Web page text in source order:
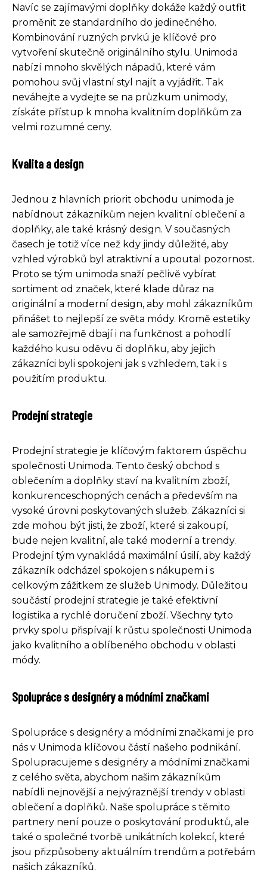
Navíc se zajímavými doplňky dokáže každý outfit
proměnit ze standardního do jedinečného.
Kombinování ruzných prvkú je klíčové pro
vytvoření skutečně originálního stylu. Unimoda
nabízí mnoho skvělých nápadů, které vám
pomohou svůj vlastní styl najít a vyjádřit. Tak
neváhejte a vydejte se na průzkum unimody,
získáte přístup k mnoha kvalitním doplňkům za
velmi rozumné ceny.
Kvalita a design
Jednou z hlavních priorit obchodu unimoda je
nabídnout zákazníkům nejen kvalitní oblečení a
doplňky, ale také krásný design. V současných
časech je totiž více než kdy jindy důležité, aby
vzhled výrobků byl atraktivní a upoutal pozornost.
Proto se tým unimoda snaží pečlivě vybírat
sortiment od značek, které klade důraz na
originální a moderní design, aby mohl zákazníkům
přinášet to nejlepší ze světa módy. Kromě estetiky
ale samozřejmě dbají i na funkčnost a pohodlí
každého kusu oděvu či doplňku, aby jejich
zákazníci byli spokojeni jak s vzhledem, tak i s
použitím produktu.
Prodejní strategie
Prodejní strategie je klíčovým faktorem úspěchu
společnosti Unimoda. Tento český obchod s
oblečením a doplňky staví na kvalitním zboží,
konkurenceschopných cenách a především na
vysoké úrovni poskytovaných služeb. Zákazníci si
zde mohou být jisti, že zboží, které si zakoupí,
bude nejen kvalitní, ale také moderní a trendy.
Prodejní tým vynakládá maximální úsilí, aby každý
zákazník odcházel spokojen s nákupem i s
celkovým zážitkem ze služeb Unimody. Důležitou
součástí prodejní strategie je také efektivní
logistika a rychlé doručení zboží. Všechny tyto
prvky spolu přispívají k růstu společnosti Unimoda
jako kvalitního a oblíbeného obchodu v oblasti
módy.
Spolupráce s designéry a módními značkami
Spolupráce s designéry a módními značkami je pro
nás v Unimoda klíčovou částí našeho podnikání.
Spolupracujeme s designéry a módními značkami
z celého světa, abychom našim zákazníkům
nabídli nejnovější a nejvýraznější trendy v oblasti
oblečení a doplňků. Naše spolupráce s těmito
partnery není pouze o poskytování produktů, ale
také o společné tvorbě unikátních kolekcí, které
jsou přizpůsobeny aktuálním trendům a potřebám
našich zákazníků.